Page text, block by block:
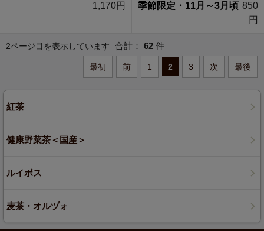
1,170円
季節限定・11月～3月頃 850
円
2ページ目を表示しています 合計： 62 件
最初 前 1 2 3 次 最後
紅茶
健康野菜茶＜国産＞
ルイボス
麦茶・オルヅォ